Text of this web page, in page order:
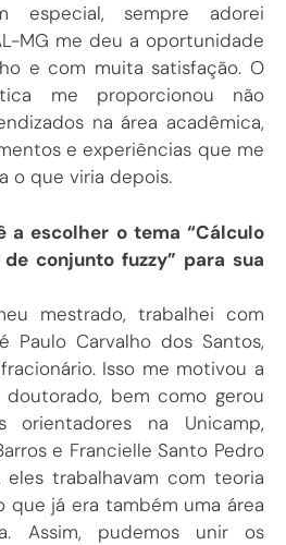
especial, sempre adorei
MG me deu a oportunidade
e com muita satisfação. O
me proporcionou não
na área acadêmica,
e experiências que me
o que viria depois.
a escolher o tema “Cálculo
conjunto fuzzy” para sua
mestrado, trabalhei com
Paulo Carvalho dos Santos,
Isso me motivou a
bem como gerou
orientadores na Unicamp,
e Francielle Santo Pedro
eles trabalhavam com teoria
que já era também uma área
Assim, pudemos unir os